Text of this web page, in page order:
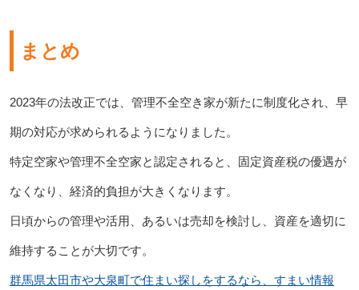
まとめ
2023年の法改正では、管理不全空き家が新たに制度化され、早
期の対応が求められるようになりました。
特定空家や管理不全空家と認定されると、固定資産税の優遇が
なくなり、経済的負担が大きくなります。
日頃からの管理や活用、あるいは売却を検討し、資産を適切に
維持することが大切です。
群馬県太田市や大泉町で住まい探しをするなら、すまい情報